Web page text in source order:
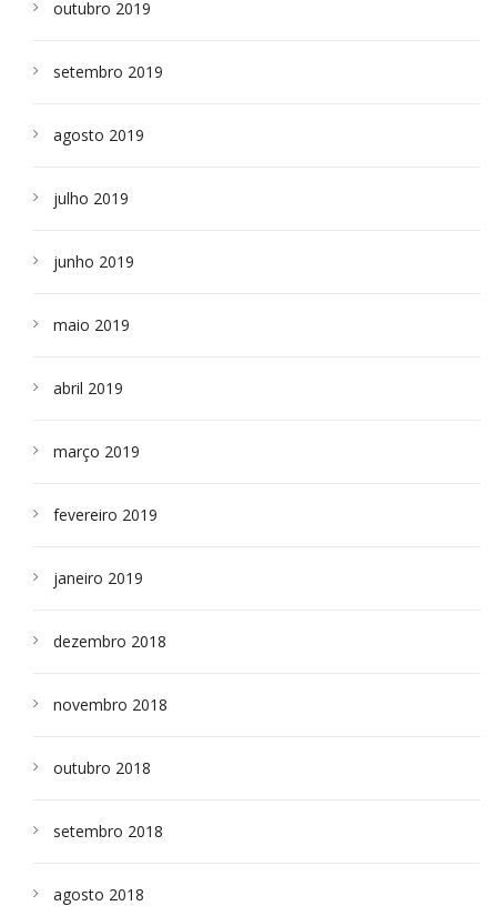
outubro 2019
setembro 2019
agosto 2019
julho 2019
junho 2019
maio 2019
abril 2019
março 2019
fevereiro 2019
janeiro 2019
dezembro 2018
novembro 2018
outubro 2018
setembro 2018
agosto 2018